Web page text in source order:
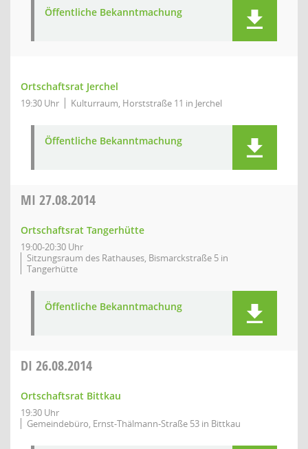
Öffentliche Bekanntmachung
Ortschaftsrat Jerchel
19:30 Uhr Kulturraum, Horststraße 11 in Jerchel
Öffentliche Bekanntmachung
MI 27.08.2014
Ortschaftsrat Tangerhütte
19:00-20:30 Uhr
Sitzungsraum des Rathauses, Bismarckstraße 5 in
Tangerhütte
Öffentliche Bekanntmachung
DI 26.08.2014
Ortschaftsrat Bittkau
19:30 Uhr
Gemeindebüro, Ernst-Thälmann-Straße 53 in Bittkau